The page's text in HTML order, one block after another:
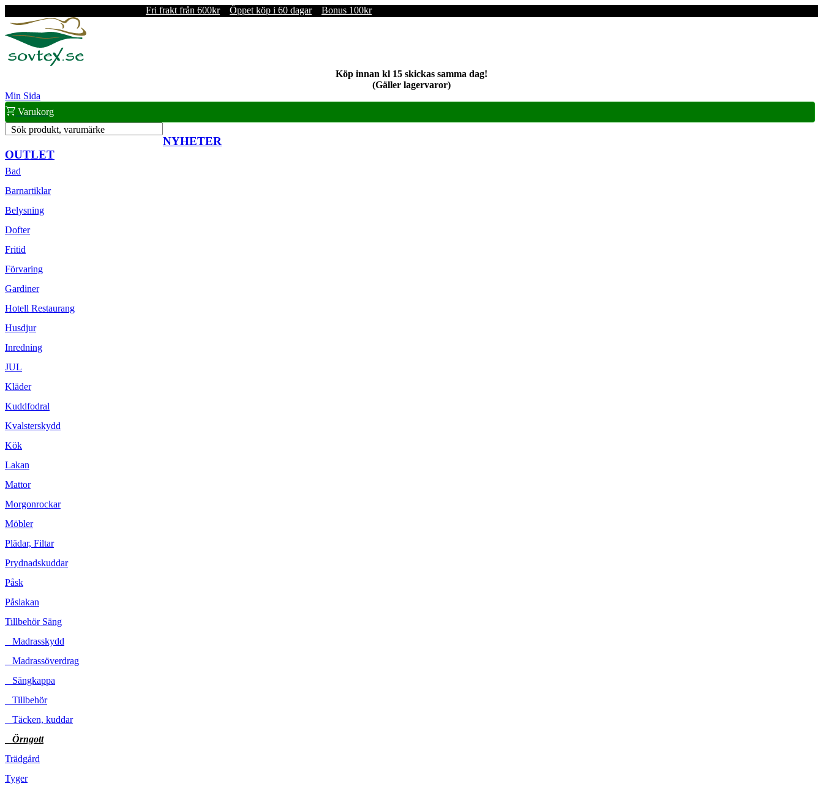
Fri frakt från 600kr Öppet köp i 60 dagar Bonus 100kr
Köp innan kl 15 skickas samma dag!
(Gäller lagervaror)
Min Sida
Varukorg
Sök produkt, varumärke
NYHETER
OUTLET
Bad
Barnartiklar
Belysning
Dofter
Fritid
Förvaring
Gardiner
Hotell Restaurang
Husdjur
Inredning
JUL
Kläder
Kuddfodral
Kvalsterskydd
Kök
Lakan
Mattor
Morgonrockar
Möbler
Plädar, Filtar
Prydnadskuddar
Påsk
Påslakan
Tillbehör Säng
Madrasskydd
Madrassöverdrag
Sängkappa
Tillbehör
Täcken, kuddar
Örngott
Trädgård
Tyger